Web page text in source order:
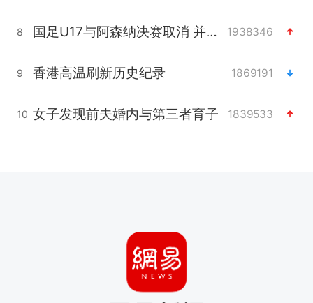
8 国足U17与阿森纳决赛取消 并列冠军 1938346
9 香港高温刷新历史纪录 1869191
10 女子发现前夫婚内与第三者育子 1839533